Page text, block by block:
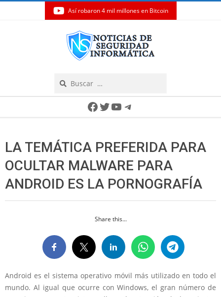
Así robaron 4 mil millones en Bitcoin
Facebook
Twitter
YouTube
Telegram
LA TEMÁTICA PREFERIDA PARA
OCULTAR MALWARE PARA
ANDROID ES LA PORNOGRAFÍA
Share this...
Android es el sistema operativo móvil más utilizado en todo el
mundo. Al igual que ocurre con Windows, el gran número de